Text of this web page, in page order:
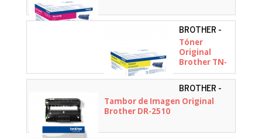
BROTHER -
TN421Y
Tóner
Original
Brother TN-
421Y/
Amarillo
BROTHER -
DR2510
Tambor de Imagen Original
Brother DR-2510